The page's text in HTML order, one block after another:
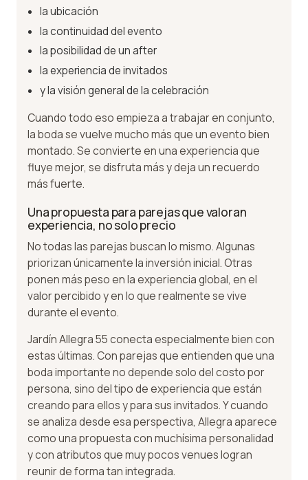
la ubicación
la continuidad del evento
la posibilidad de un after
la experiencia de invitados
y la visión general de la celebración
Cuando todo eso empieza a trabajar en conjunto,
la boda se vuelve mucho más que un evento bien
montado. Se convierte en una experiencia que
fluye mejor, se disfruta más y deja un recuerdo
más fuerte.
Una propuesta para parejas que valoran
experiencia, no solo precio
No todas las parejas buscan lo mismo. Algunas
priorizan únicamente la inversión inicial. Otras
ponen más peso en la experiencia global, en el
valor percibido y en lo que realmente se vive
durante el evento.
Jardín Allegra 55 conecta especialmente bien con
estas últimas. Con parejas que entienden que una
boda importante no depende solo del costo por
persona, sino del tipo de experiencia que están
creando para ellos y para sus invitados. Y cuando
se analiza desde esa perspectiva, Allegra aparece
como una propuesta con muchísima personalidad
y con atributos que muy pocos venues logran
reunir de forma tan integrada.